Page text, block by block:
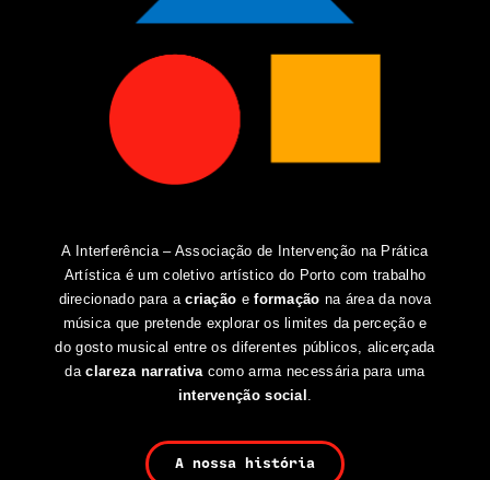
A Interferência – Associação de Intervenção na Prática
Artística é um coletivo artístico do Porto com trabalho
direcionado para acriação eformação na área da nova
música que pretende explorar os limites da perceção e
do gosto musical entre os diferentes públicos, alicerçada
daclareza narrativa como arma necessária para uma
intervenção social
A nossa história